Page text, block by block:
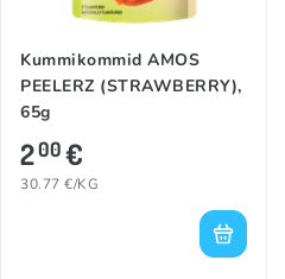
Kummikommid AMOS
PEELERZ (STRAWBERRY),
65g
200€
30.77 €/KG